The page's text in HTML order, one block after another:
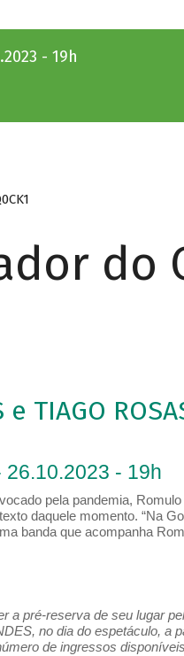
- 19h
do
e TIAGO
26.10.2023 - 19h
pela pandemia,
daquele momento. “Na
banda que acompanha
a pré-reserva de seu lugar
no dia do espetáculo, a
de ingressos